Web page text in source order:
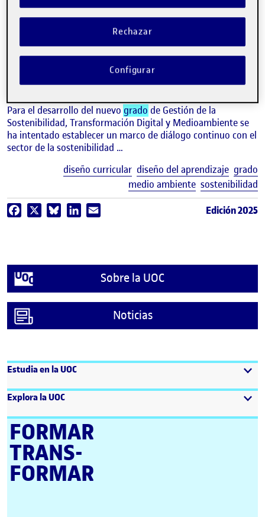
video
La creación delgradode Gestión
de la Sostenibilidad,
Transformación Digital y
Medioambiente
HUG MARCH
Para el desarrollo del nuevo grado de Gestión de la
Sostenibilidad, Transformación Digital y Medioambiente se
ha intentado establecer un marco de diálogo continuo con el
sector de la sostenibilidad …
diseño curricular diseño del aprendizaje grado
medio ambiente sostenibilidad
Facebook BlueskyLinkedIn Edición 2025
Sobre la UOC
Noticias
Estudia en la UOC
Explora la UOC
FORMAR
TRANS­
FORMAR
Rechazar
Configurar